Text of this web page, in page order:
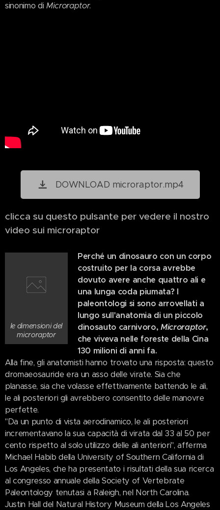
sinonimo diMicroraptor.
DOWNLOAD microraptor.mp4
clicca su questo pulsante per vedere il nostro
video sui microraptor
le dimensioni del
microraptor
Perché un dinosauro con un corpo
costruito per la corsa avrebbe
dovuto avere anche quattro ali e
una lunga coda piumata? I
paleontologi si sono arrovellati a
lungo sull'anatomia di un piccolo
dinosauto carnivoro, Microraptor,
che viveva nelle foreste della Cina
130 milioni di anni fa.
Alla fine, gli anatomisti hanno trovato una risposta: questo
dromaeosauride era un asso delle virate. Sia che
planasse, sia che volasse effettivamente battendo le ali,
le ali posteriori gli avrebbero consentito delle manovre
perfette.
"Da un punto di vista aerodinamico, le ali posteriori
incrementavano la sua capacità di virata dal 33 al 50 per
cento rispetto al solo utilizzo delle ali anteriori", afferma
Michael Habib della University of Southern California di
Los Angeles, che ha presentato i risultati della sua ricerca
al congresso annuale della Society of Vertebrate
Paleontology tenutasi a Raleigh, nel North Carolina.
Justin Hall del Natural History Museum della Los Angeles